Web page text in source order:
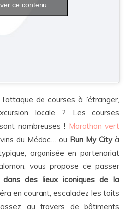
ce contenu
de courses à l’étranger,
locale ? Les courses
nombreuses ! Marathon vert
du Médoc… ou Run My Cityà
organisée en partenariat
vous propose de passer
dans des lieux iconiques de la
en courant, escaladez les toits
au travers de bâtiments